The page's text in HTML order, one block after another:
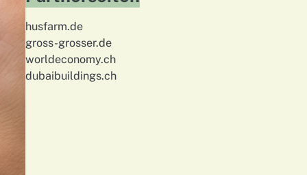
husfarm.de
gross-grosser.de
worldeconomy.ch
dubaibuildings.ch